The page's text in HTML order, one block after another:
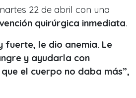
22 de abril con una
quirúrgica inmediata.
fuerte, le dio anemia. Le
y ayudarla con
el cuerpo no daba más”,